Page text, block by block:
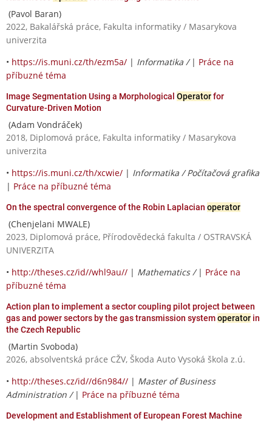
(Pavol Baran)
2022, Bakalářská práce, Fakulta informatiky / Masarykova
univerzita
• https://is.muni.cz/th/ezm5a/ | Informatika / | Práce na
příbuzné téma
Image Segmentation Using a Morphological Operatorfor
Curvature-Driven Motion
(Adam Vondráček)
2018, Diplomová práce, Fakulta informatiky / Masarykova
univerzita
• https://is.muni.cz/th/xcwie/ | Informatika / Počítačová grafika
| Práce na příbuzné téma
On the spectral convergence of the Robin Laplacian operator
(Chenjelani MWALE)
2023, Diplomová práce, Přírodovědecká fakulta / OSTRAVSKÁ
UNIVERZITA
• http://theses.cz/id//whl9au// | Mathematics / | Práce na
příbuzné téma
Action plan to implement a sector coupling pilot project between
gas and power sectors by the gas transmission systemoperator in
the Czech Republic
(Martin Svoboda)
2026, absolventská práce CŽV, Škoda Auto Vysoká škola z.ú.
• http://theses.cz/id//d6n984// | Master of Business
Administration / | Práce na příbuzné téma
Development and Establishment of European Forest Machine